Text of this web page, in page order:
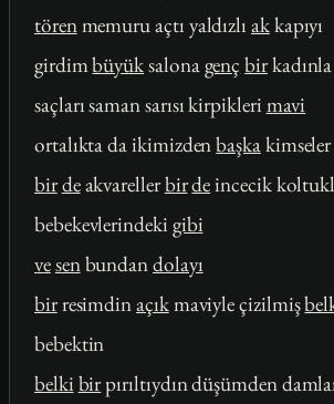
törenmemuru açtı yaldızlı akkapıyı
girdimbüyüksalonagenç birkadınla
saçları saman sarısı kirpikleri mavi
ortalıkta da ikimizdenbaşka
birdeakvarellerbirdeincecik
bebekevlerindeki gibi
vesenbundandolayı
birresimdinaçıkmaviyle çizilmiş
bebektin
belki birpırıltıydın düşümden